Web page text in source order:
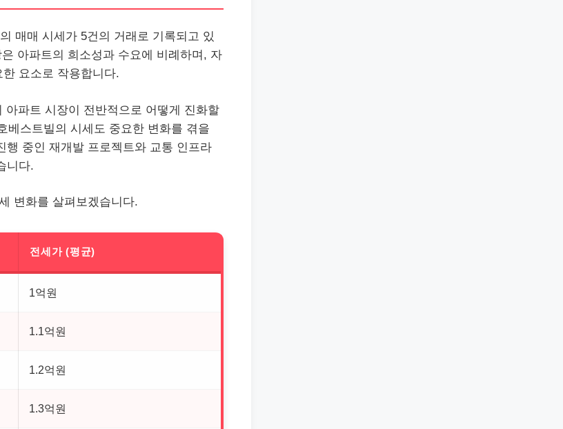
매매 시세가 5건의 거래로 기록되고 있
아파트의 희소성과 수요에 비례하며, 자
요소로 작용합니다.
파트 시장이 전반적으로 어떻게 진화할
베스트빌의 시세도 중요한 변화를 겪을
행 중인 재개발 프로젝트와 교통 인프라
니다.
변화를 살펴보겠습니다.
전세가 (평균)
1억원
1.1억원
1.2억원
1.3억원